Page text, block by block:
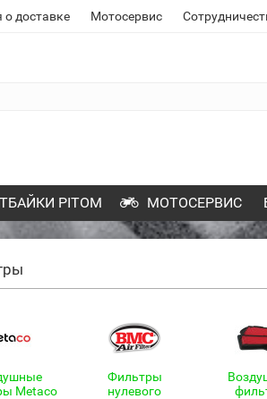
доставке Мотосервис
PITOM МОТОСЕРВИС
Metaco
Фильтры
нулевого